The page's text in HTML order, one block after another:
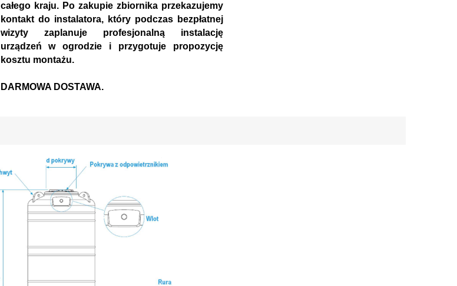
całego kraju. Po zakupie zbiornika przekazujemy
kontakt do instalatora, który podczas bezpłatnej
wizyty zaplanuje profesjonalną instalację
urządzeń w ogrodzie i przygotuje propozycję
kosztu montażu.
DARMOWA DOSTAWA.